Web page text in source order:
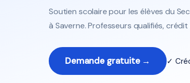
Soutien scolaire pour les élèves du
à Saverne. Professeurs qualifiés,
Demande gratuite → ✓